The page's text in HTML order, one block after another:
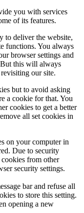
you with services
of its features.
to deliver the website,
functions. You always
browser settings and
this will always
our site.
but to avoid asking
a cookie for that. You
cookies to get a better
all set cookies in
on your computer in
Due to security
from other
security settings.
bar and refuse all
to store this setting.
opening a new